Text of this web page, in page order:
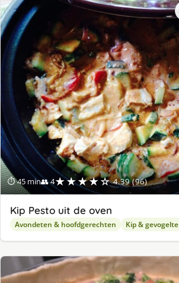
⏱ 45 min👥 4★★★★☆ 4.39 (96)
Kip Pesto uit de oven
Avondeten & hoofdgerechten Kip & gevogelte